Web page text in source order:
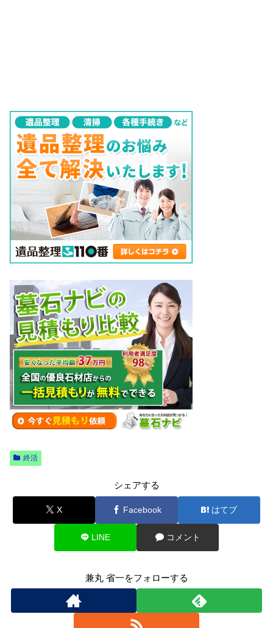
終活
シェアする
X Facebook はてブ
LINE コメント
兼丸 省一をフォローする